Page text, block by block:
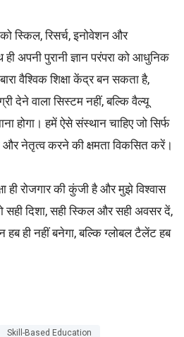
स्किल, रिसर्च, इनोवेशन और
अपनी पुरानी ज्ञान परंपरा को आधुनिक
वैश्विक शिक्षा केंद्र बन सकता है,
देने वाला सिस्टम नहीं, बल्कि वैल्यू
होगा। हमें ऐसे संस्थान चाहिए जो सिर्फ
और नेतृत्व करने की क्षमता विकसित करें।
ही रोजगार की कुंजी है और मुझे विश्वास
दिशा, सही स्किल और सही अवसर दें,
हब ही नहीं बनेगा, बल्कि ग्लोबल टैलेंट हब
Skill-Based Education